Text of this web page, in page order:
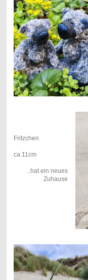
Fritzchen
ca.11cm
...hat ein neues
Zuhause